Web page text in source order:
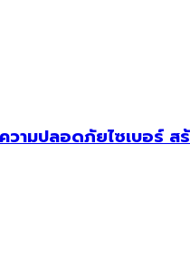
ามปลอดภัยไซเบอร์